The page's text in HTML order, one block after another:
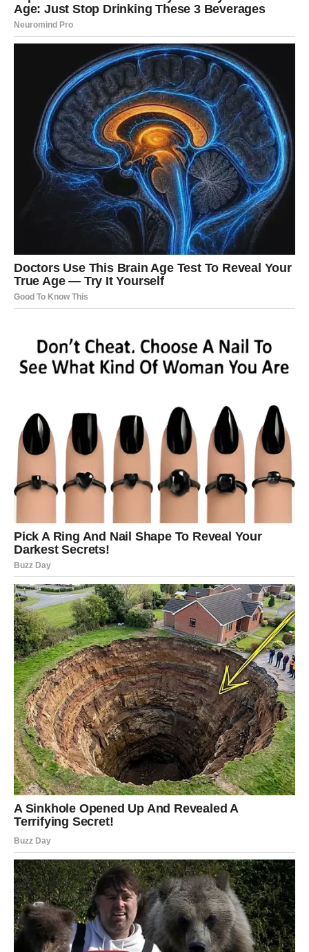
BLIZANCI
Zvijezde vam donose neočekivane vijesti i veoma
zanimljive susrete.
Moguće je poznanstvo koje vam potpuno mijenja pogled
na život i ljubav.
Ništa više neće biti isto
Pred vama su veoma uzbudljivi trenuci.
Rakovi su među najvećim sretnicima ovog perioda.
Poslije mnogo tuge dolazi sreća koja vam vraća vjeru da
Sudbina vam šalje veliko olakšanje
LAV
Lavovima dolazi veliki poslovni i finansijski uspjeh.
Sve ono što ste dugo gradili sada konačno donosi
ozbiljan novac i priznanje.
Vrijeme velikih pobjeda tek počinje
Pred vama su veoma uspješni dani.
DJEVICA
Pred vama su dani tokom kojih ćete jasno vidjeti kome
možete vjerovati.
Jedna odluka sada vam donosi mnogo više mira i
sigurnosti.
Intuicija vam pokazuje pravi put
Pred vama su veoma posebni trenuci.
VAGA
Vage ulaze u veoma romantičan i sudbinski period.
Ako ste slobodni, moguće je poznanstvo koje djeluje kao
ostvarenje svega o čemu ste maštali.